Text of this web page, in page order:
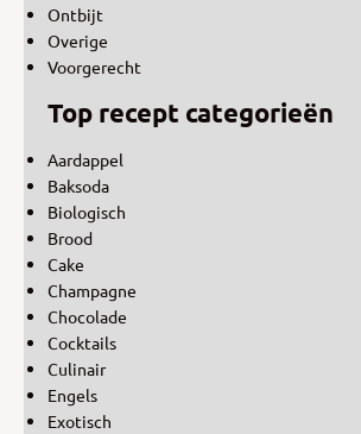
Ontbijt
Overige
Voorgerecht
Top recept categorieën
Aardappel
Baksoda
Biologisch
Brood
Cake
Champagne
Chocolade
Cocktails
Culinair
Engels
Exotisch